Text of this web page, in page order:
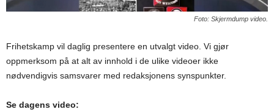
Foto: Skjermdump video.
Frihetskamp vil daglig presentere en utvalgt video. Vi gjør
oppmerksom på at alt av innhold i de ulike videoer ikke
nødvendigvis samsvarer med redaksjonens synspunkter.
Se dagens video: